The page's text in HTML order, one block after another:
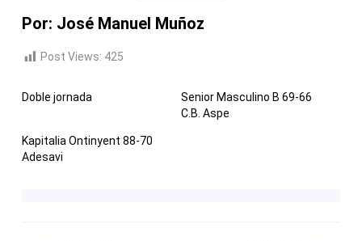
Por: José Manuel Muñoz
Post Views: 425
Doble jornada
Senior Masculino B 69-66
C.B. Aspe
Kapitalia Ontinyent 88-70
Adesavi